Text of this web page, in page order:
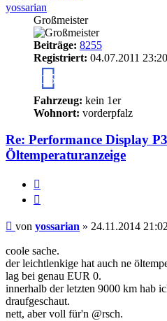
yossarian
Großmeister
Beiträge: 8255
Registriert: 04.07.2011 23:20
15
Fahrzeug: kein 1er
Wohnort: vorderpfalz
Re: Performance Display
Öltemperaturanzeige
Beitrag
von yossarian » 24.11.2014 21:02
coole sache.
der leichtlenkige hat auch ne
lag bei genau EUR 0.
innerhalb der letzten 9000 km hab
draufgeschaut.
nett, aber voll für'n @rsch.